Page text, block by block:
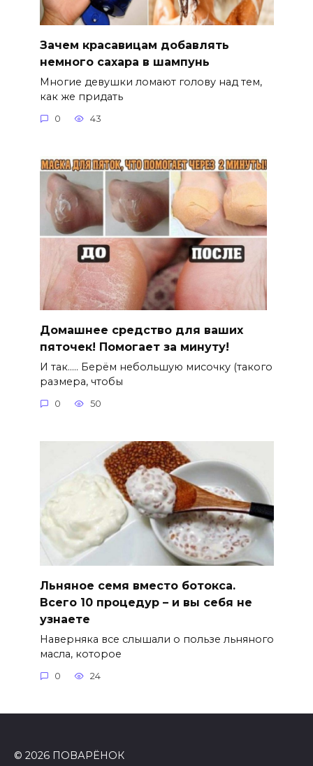
Зачем красавицам добавлять
немного сахара в шампунь
Многие девушки ломают голову над тем,
как же придать
0 43
Домашнее средство для ваших
пяточек! Помогает за минуту!
И так….. Берём небольшую мисочку (такого
размера, чтобы
0 50
Льняное семя вместо ботокса.
Всего 10 процедур – и вы себя не
узнаете
Наверняка все слышали о пользе льняного
масла, которое
0 24
© 2026 ПОВАРЁНОК